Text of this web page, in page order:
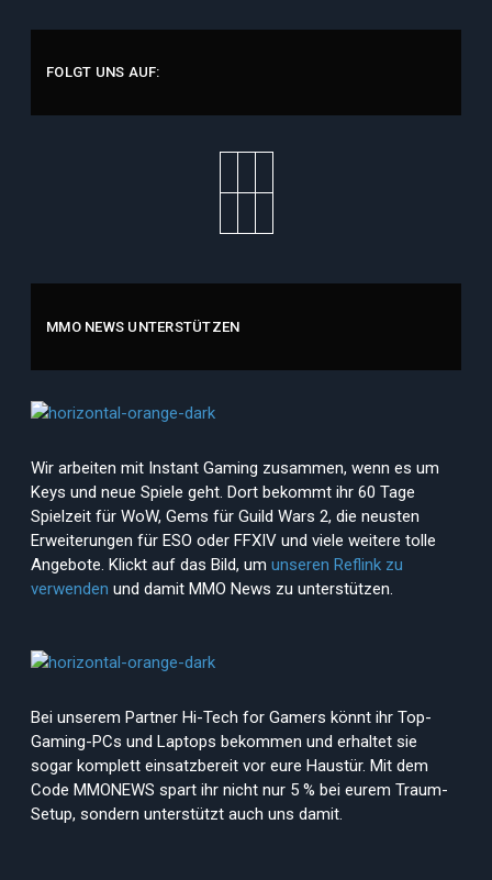
FOLGT UNS AUF:
MMO NEWS UNTERSTÜTZEN
Wir arbeiten mit Instant Gaming zusammen, wenn es um
Keys und neue Spiele geht. Dort bekommt ihr 60 Tage
Spielzeit für WoW, Gems für Guild Wars 2, die neusten
Erweiterungen für ESO oder FFXIV und viele weitere tolle
Angebote. Klickt auf das Bild, um unseren Reflink zu
verwenden und damit MMO News zu unterstützen.
Bei unserem Partner Hi-Tech for Gamers könnt ihr Top-
Gaming-PCs und Laptops bekommen und erhaltet sie
sogar komplett einsatzbereit vor eure Haustür. Mit dem
Code MMONEWS spart ihr nicht nur 5 % bei eurem Traum-
Setup, sondern unterstützt auch uns damit.